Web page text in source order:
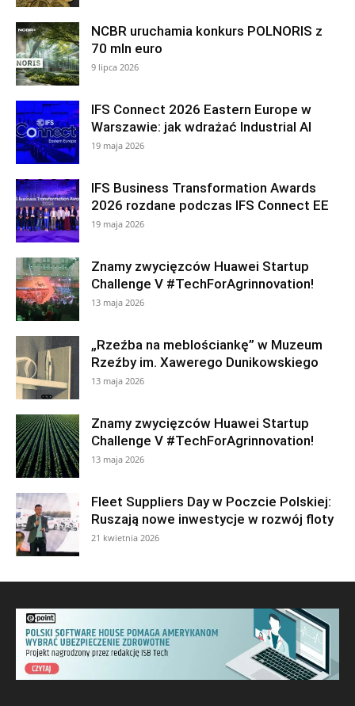
NCBR uruchamia konkurs POLNORIS z
70 mln euro
9 lipca 2026
IFS Connect 2026 Eastern Europe w
Warszawie: jak wdrażać Industrial AI
19 maja 2026
IFS Business Transformation Awards
2026 rozdane podczas IFS Connect EE
19 maja 2026
Znamy zwycięzców Huawei Startup
Challenge V #TechForAgrinnovation!
13 maja 2026
„Rzeźba na meblościankę” w Muzeum
Rzeźby im. Xawerego Dunikowskiego
13 maja 2026
Znamy zwycięzców Huawei Startup
Challenge V #TechForAgrinnovation!
13 maja 2026
Fleet Suppliers Day w Poczcie Polskiej:
Ruszają nowe inwestycje w rozwój floty
21 kwietnia 2026